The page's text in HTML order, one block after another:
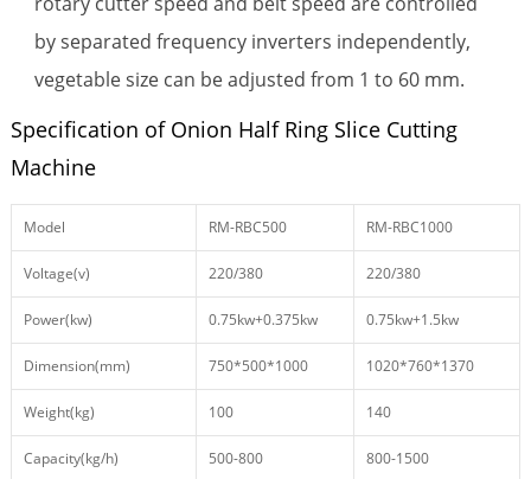
by separated frequency inverters independently,
vegetable size can be adjusted from 1 to 60 mm.
Specification of Onion Half Ring Slice Cutting
Machine
Model RM-RBC500 RM-RBC1000
Voltage(v) 220/380 220/380
Power(kw) 0.75kw+0.375kw 0.75kw+1.5kw
Dimension(mm) 750*500*1000 1020*760*1370
Weight(kg) 100 140
Capacity(kg/h) 500-800 800-1500